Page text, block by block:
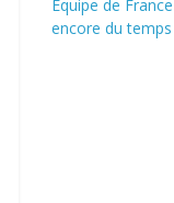
Équipe de
encore du temps